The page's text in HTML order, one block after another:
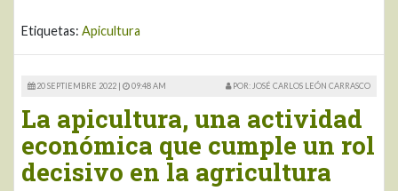
Etiquetas: Apicultura
20 SEPTIEMBRE 2022 | 09:48 AM POR: JOSÉ CARLOS LEÓN CARRASCO
La apicultura, una actividad
económica que cumple un rol
decisivo en la agricultura